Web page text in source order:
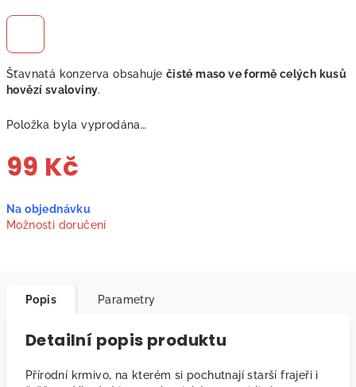
Šťavnatá konzerva obsahuje čisté maso ve formě celých kusů
hovězí svaloviny.
Položka byla vyprodána…
99 Kč
cena:
Na objednávku
Možnosti doručení
Popis Parametry
Detailní popis produktu
Přírodní krmivo, na kterém si pochutnají starší frajeři i